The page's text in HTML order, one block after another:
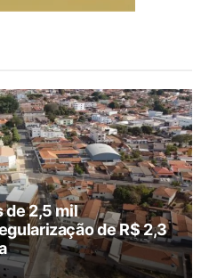
de 2,5 mil
de R$ 2,3